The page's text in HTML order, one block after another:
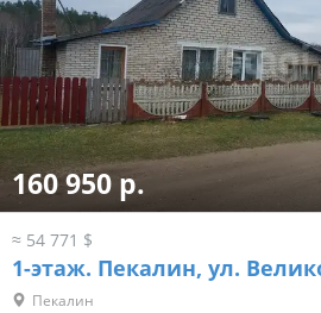
160 950 р.
≈ 54 771 $
1-этаж. Пекалин, ул.
Пекалин